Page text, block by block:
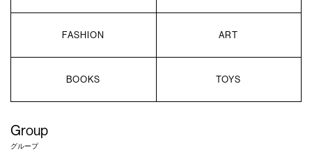
FASHION ART
BOOKS TOYS
Group
グループ